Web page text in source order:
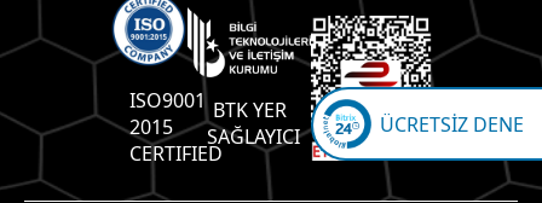
ISO9001
2015
CERTIFIED
BTK YER
SAĞLAYICI
ÜCRETSİZ DENE